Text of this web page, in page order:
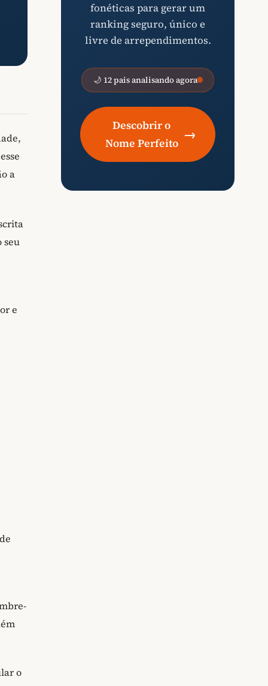
a
seu
e
o
fonéticas para gerar um
ranking seguro, único e
livre de arrependimentos.
🌙 12 pais analisando agora
Descobrir o
Nome Perfeito
→